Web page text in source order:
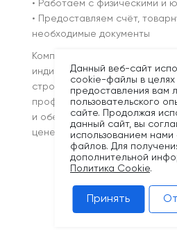
• Работаем с физическими и
• Предоставляем счёт,
необходимые документы
Компания Кронекс
индивидуальной защиты,
строительных объектах. Мы
профессионалами, понимаем
и обеспечиваем стабильное
цене.
Данный веб-сайт
cookie-файлы в целях
предоставления вам
пользовательского
сайте. Продолжая
данный сайт, вы
использованием
файлов. Для
дополнительной
Политика Cookie.
Принять